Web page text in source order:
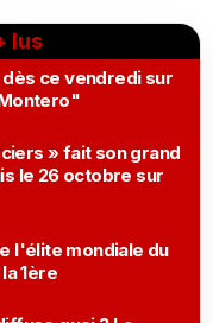
lus
ce vendredi sur
» fait son grand
le 26 octobre sur
l'élite mondiale du
1ère